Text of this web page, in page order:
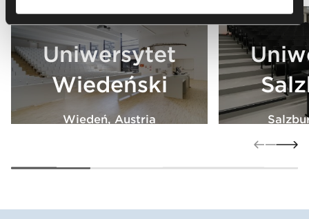
Uniwersytet
Wiedeński
Wiedeń, Austria